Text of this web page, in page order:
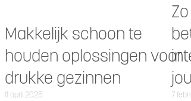
Makkelijk schoon te
houden oplossingen voor
drukke gezinnen
11 april 2025
7